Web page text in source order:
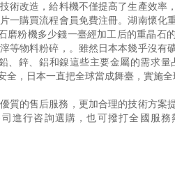
術改造，給料機不僅提高了生產效率
一購買流程會員免費注冊。湖南懷化
粉機多少錢一臺經加工后的重晶石
等物料粉碎，。雖然日本本幾乎沒有
鋅、鋁和鎳這些主要金屬的需求量
，日本一直把全球當成舞臺，實施全
質的售后服務，更加合理的技術方案
進行咨詢選購，也可撥打全國服務